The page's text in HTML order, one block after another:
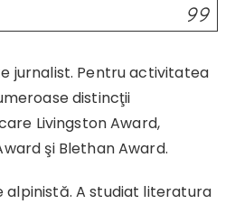
jurnalist. Pentru activitatea
distincţii
Livingston Award,
şi Blethan Award.
alpinistă. A studiat literatura